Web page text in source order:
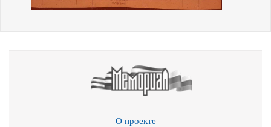
О проекте